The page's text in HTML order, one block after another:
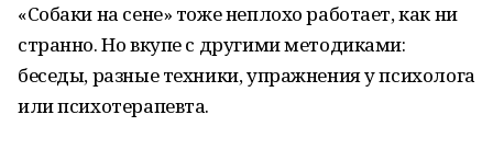
«Собаки на сене» тоже неплохо работает, как ни
странно. Но вкупе с другими методиками:
беседы, разные техники, упражнения у психолога
или психотерапевта.